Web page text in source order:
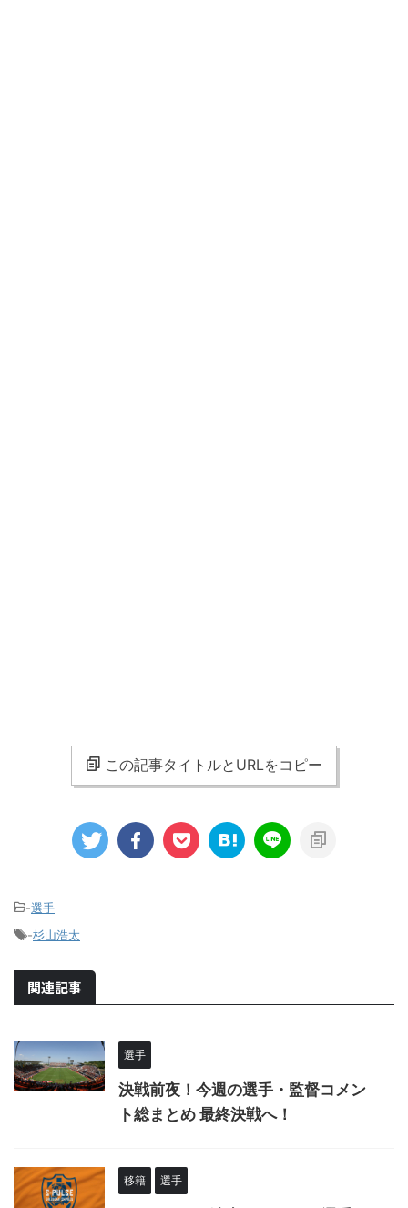
この記事タイトルとURLをコピー
-選手
-杉山浩太
関連記事
選手
決戦前夜！今週の選手・監督コメン
ト総まとめ 最終決戦へ！
移籍 選手